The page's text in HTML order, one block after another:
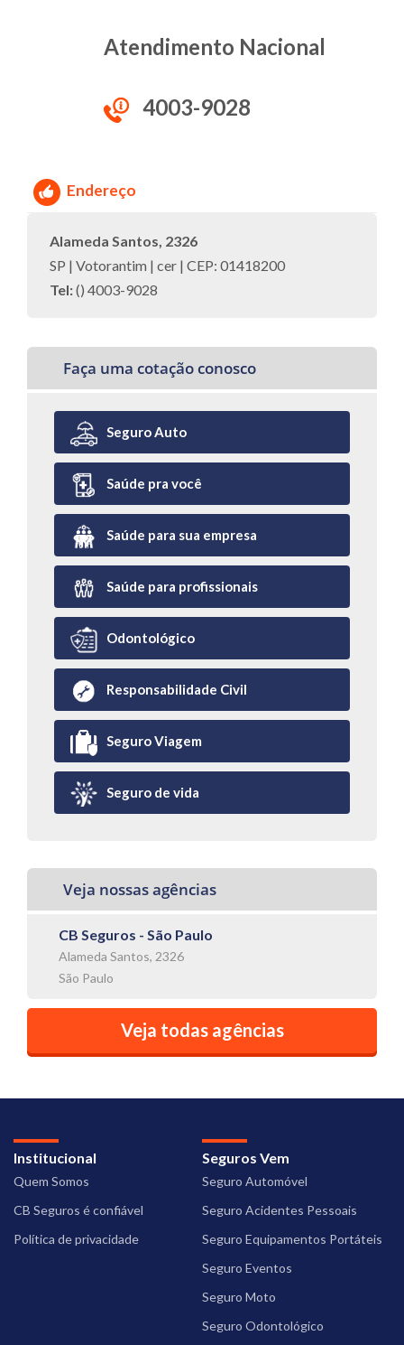
Atendimento Nacional
4003-9028
Endereço
Alameda Santos, 2326
SP | Votorantim | cer | CEP: 01418200
Tel:() 4003-9028
Faça uma cotação conosco
Seguro Auto
Saúde pra você
Saúde para sua empresa
Saúde para profissionais
Odontológico
Responsabilidade Civil
Seguro Viagem
Seguro de vida
Veja nossas agências
CB Seguros - São Paulo
Alameda Santos, 2326
São Paulo
Veja todas agências
Institucional
Quem Somos
CB Seguros é confiável
Política de privacidade
Seguros Vem
Seguro Automóvel
Seguro Acidentes Pessoais
Seguro Equipamentos Portáteis
Seguro Eventos
Seguro Moto
Seguro Odontológico